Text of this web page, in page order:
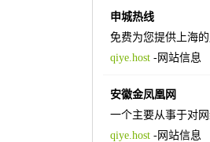
申城热线
免费为您提供上海
qiye.host-网站信息
安徽金凤凰网
一个主要从事于对
qiye.host-网站信息